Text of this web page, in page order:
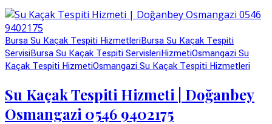
Bursa Su Kaçak Tespiti HizmetleriBursa Su Kaçak Tespiti
ServisiBursa Su Kaçak Tespiti ServisleriHizmetiOsmangazi Su
Kaçak Tespiti HizmetiOsmangazi Su Kaçak Tespiti Hizmetleri
Su Kaçak Tespiti Hizmeti | Doğanbey
Osmangazi 0546 9402175